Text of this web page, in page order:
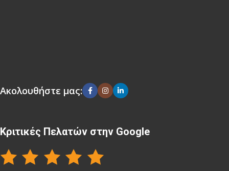
Ακολουθήστε μας:
Κριτικές Πελατών στην Google